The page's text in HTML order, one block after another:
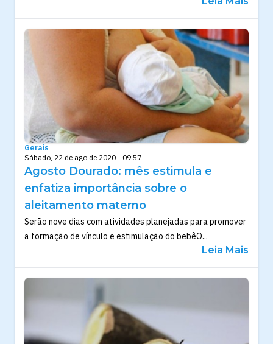
Gerais
Sábado, 22 de ago de 2020 - 09:57
Agosto Dourado: mês estimula e
enfatiza importância sobre o
aleitamento materno
Serão nove dias com atividades planejadas para promover
a formação de vínculo e estimulação do bebêO...
Leia Mais